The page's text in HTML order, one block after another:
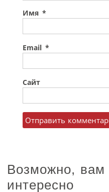
Имя *
Email *
Сайт
Возможно, вам
интересно